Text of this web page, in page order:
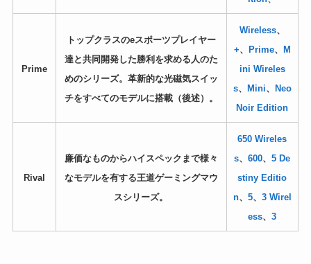
Prime
トップクラスのeスポーツプレイヤー
達と共同開発した勝利を求める人のた
めのシリーズ。革新的な光磁気スイッ
チをすべてのモデルに搭載（後述）。
Wireless、
+、 Prime、
M
ini Wireles
s、 Mini、
Neo
Noir Edition
Rival
廉価なものからハイスペックまで様々
なモデルを有する王道ゲーミングマウ
スシリーズ。
650 Wireles
s、600、5 De
stiny Editio
n、 5、 3 Wirel
ess、3